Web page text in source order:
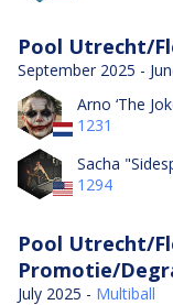
Pool Utrecht/
September 2025 -
Arno ‘The
1231
Sacha
1294
Pool Utrecht/
Promotie/
July 2025 - Multiball